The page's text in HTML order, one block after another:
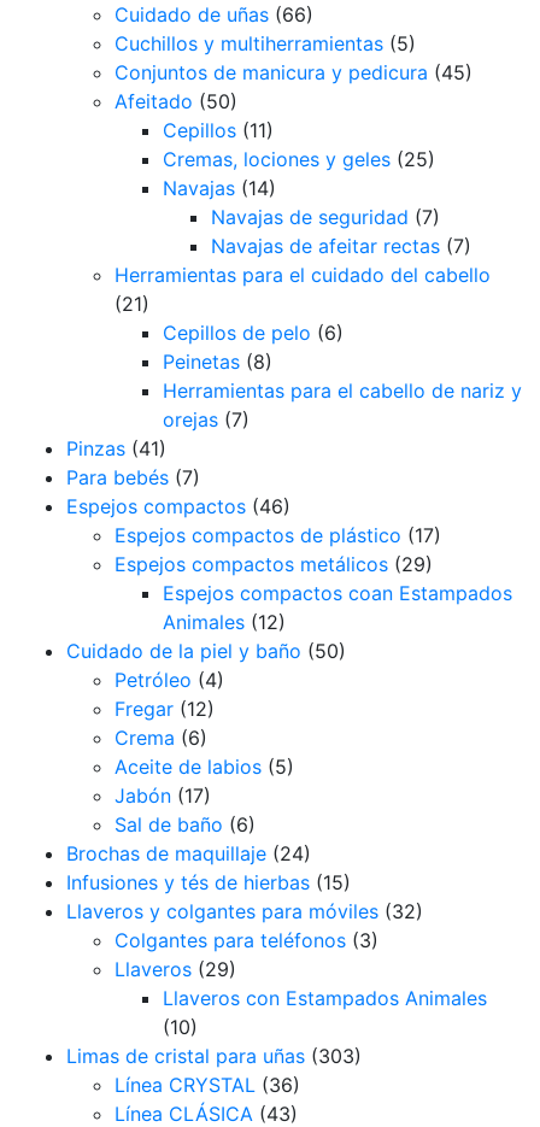
Cuidado de uñas (66)
Cuchillos y multiherramientas (5)
Conjuntos de manicura y pedicura (45)
Afeitado (50)
Cepillos (11)
Cremas, lociones y geles (25)
Navajas (14)
Navajas de seguridad (7)
Navajas de afeitar rectas (7)
Herramientas para el cuidado del cabello
(21)
Cepillos de pelo (6)
Peinetas (8)
Herramientas para el cabello de nariz y
orejas (7)
Pinzas (41)
Para bebés (7)
Espejos compactos (46)
Espejos compactos de plástico (17)
Espejos compactos metálicos (29)
Espejos compactos coan Estampados
Animales (12)
Cuidado de la piel y baño (50)
Petróleo (4)
Fregar (12)
Crema (6)
Aceite de labios (5)
Jabón (17)
Sal de baño (6)
Brochas de maquillaje (24)
Infusiones y tés de hierbas (15)
Llaveros y colgantes para móviles (32)
Colgantes para teléfonos (3)
Llaveros (29)
Llaveros con Estampados Animales
(10)
Limas de cristal para uñas (303)
Línea CRYSTAL (36)
Línea CLÁSICA (43)